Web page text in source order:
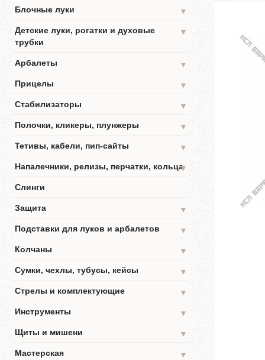
Блочные луки
▼
Детские луки, рогатки и духовые
трубки
▼
Арбалеты
▼
Прицелы
▼
Стабилизаторы
▼
Полочки, кликеры, плунжеры
▼
Тетивы, кабели, пип-сайты
▼
Напалечники, релизы, перчатки, кольца▼
Слинги
Защита
▼
Подставки для луков и арбалетов
▼
Колчаны
▼
Сумки, чехлы, тубусы, кейсы
▼
Стрелы и комплектующие
▼
Инструменты
▼
Щиты и мишени
▼
Мастерская
▼